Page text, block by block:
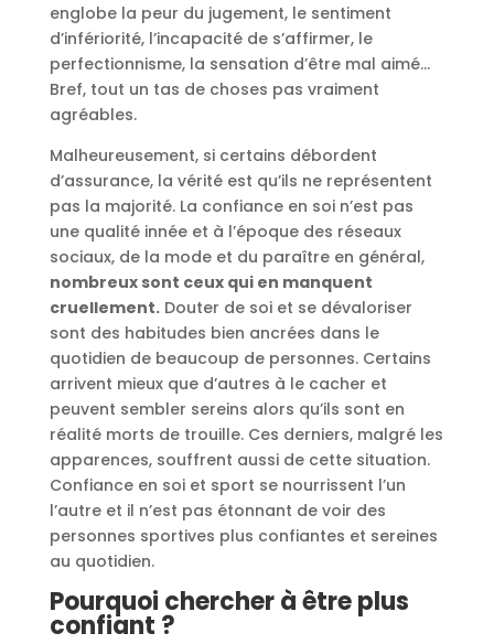
englobe la peur du jugement, le sentiment
d’infériorité, l’incapacité de s’affirmer, le
perfectionnisme, la sensation d’être mal aimé…
Bref, tout un tas de choses pas vraiment
agréables.
Malheureusement, si certains débordent
d’assurance, la vérité est qu’ils ne représentent
pas la majorité. La confiance en soi n’est pas
une qualité innée et à l’époque des réseaux
sociaux, de la mode et du paraître en général,
nombreux sont ceux qui en manquent
cruellement.Douter de soi et se dévaloriser
sont des habitudes bien ancrées dans le
quotidien de beaucoup de personnes. Certains
arrivent mieux que d’autres à le cacher et
peuvent sembler sereins alors qu’ils sont en
réalité morts de trouille. Ces derniers, malgré les
apparences, souffrent aussi de cette situation.
Confiance en soi et sport se nourrissent l’un
l’autre et il n’est pas étonnant de voir des
personnes sportives plus confiantes et sereines
au quotidien.
Pourquoi chercher à être plus
confiant ?